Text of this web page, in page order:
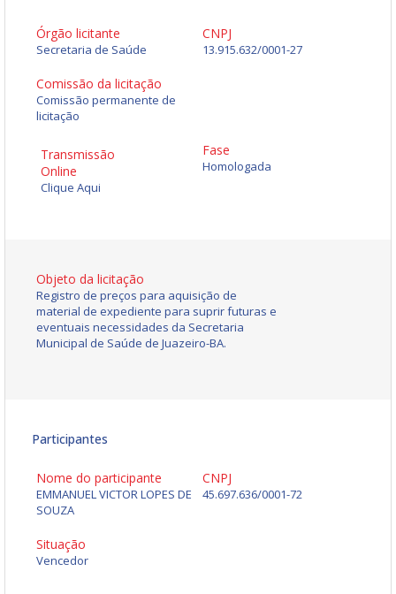
Órgão licitante
Secretaria de Saúde
CNPJ
13.915.632/0001-27
Comissão da licitação
Comissão permanente de
licitação
Transmissão
Online
Clique Aqui
Fase
Homologada
Objeto da licitação
Registro de preços para aquisição de
material de expediente para suprir futuras e
eventuais necessidades da Secretaria
Municipal de Saúde de Juazeiro-BA.
Participantes
Nome do participante
EMMANUEL VICTOR LOPES DE
SOUZA
CNPJ
45.697.636/0001-72
Situação
Vencedor